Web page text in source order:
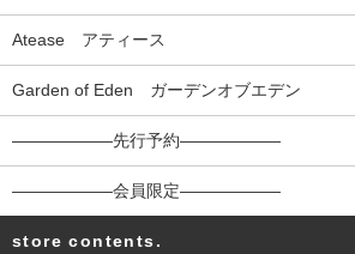
Atease アティース
Garden of Eden ガーデンオブエデン
――――――先行予約――――――
――――――会員限定――――――
store contents.